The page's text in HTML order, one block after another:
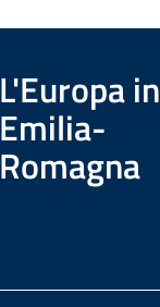
L'Europa in
Emilia-
Romagna